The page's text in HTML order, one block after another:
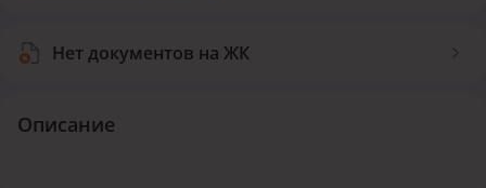
Нет документов на ЖК
Описание